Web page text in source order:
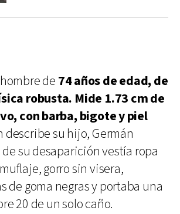
de 74 años de edad, de
robusta. Mide 1.73 cm de
con barba, bigote y piel
describe su hijo, Germán
su desaparición vestía ropa
gorro sin visera,
de goma negras y portaba una
20 de un solo caño.